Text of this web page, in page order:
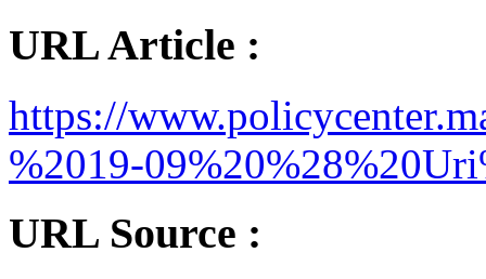
URL Article :
https://
%2019-
URL Source :